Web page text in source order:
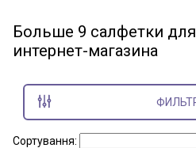
Больше 9 салфетки для
интернет-магазина
Сортування: